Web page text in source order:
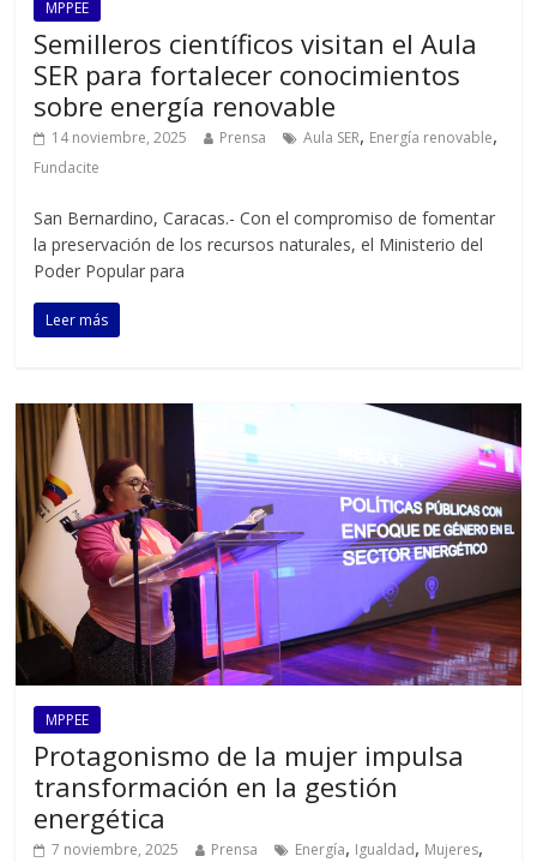
MPPEE
Semilleros científicos visitan el Aula
SER para fortalecer conocimientos
sobre energía renovable
14 noviembre, 2025 Prensa Aula SER, Energía renovable,
Fundacite
San Bernardino, Caracas.- Con el compromiso de fomentar
la preservación de los recursos naturales, el Ministerio del
Poder Popular para
Leer más
MPPEE
Protagonismo de la mujer impulsa
transformación en la gestión
energética
7 noviembre, 2025 Prensa Energía, Igualdad, Mujeres,